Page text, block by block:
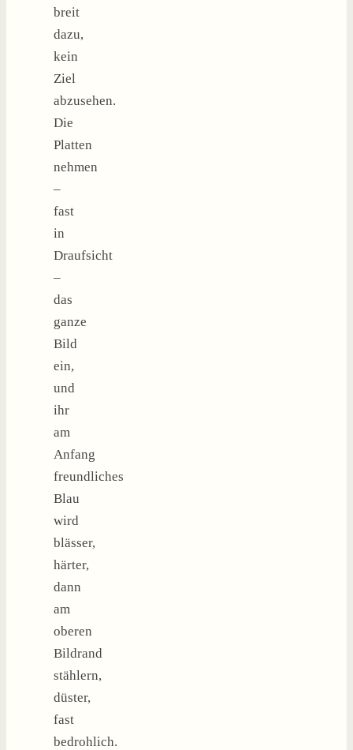
breit
dazu,
kein
Ziel
abzusehen.
Die
Platten
nehmen
–
fast
in
Draufsicht
–
das
ganze
Bild
ein,
und
ihr
am
Anfang
freundliches
Blau
wird
blässer,
härter,
dann
am
oberen
Bildrand
stählern,
düster,
fast
bedrohlich.